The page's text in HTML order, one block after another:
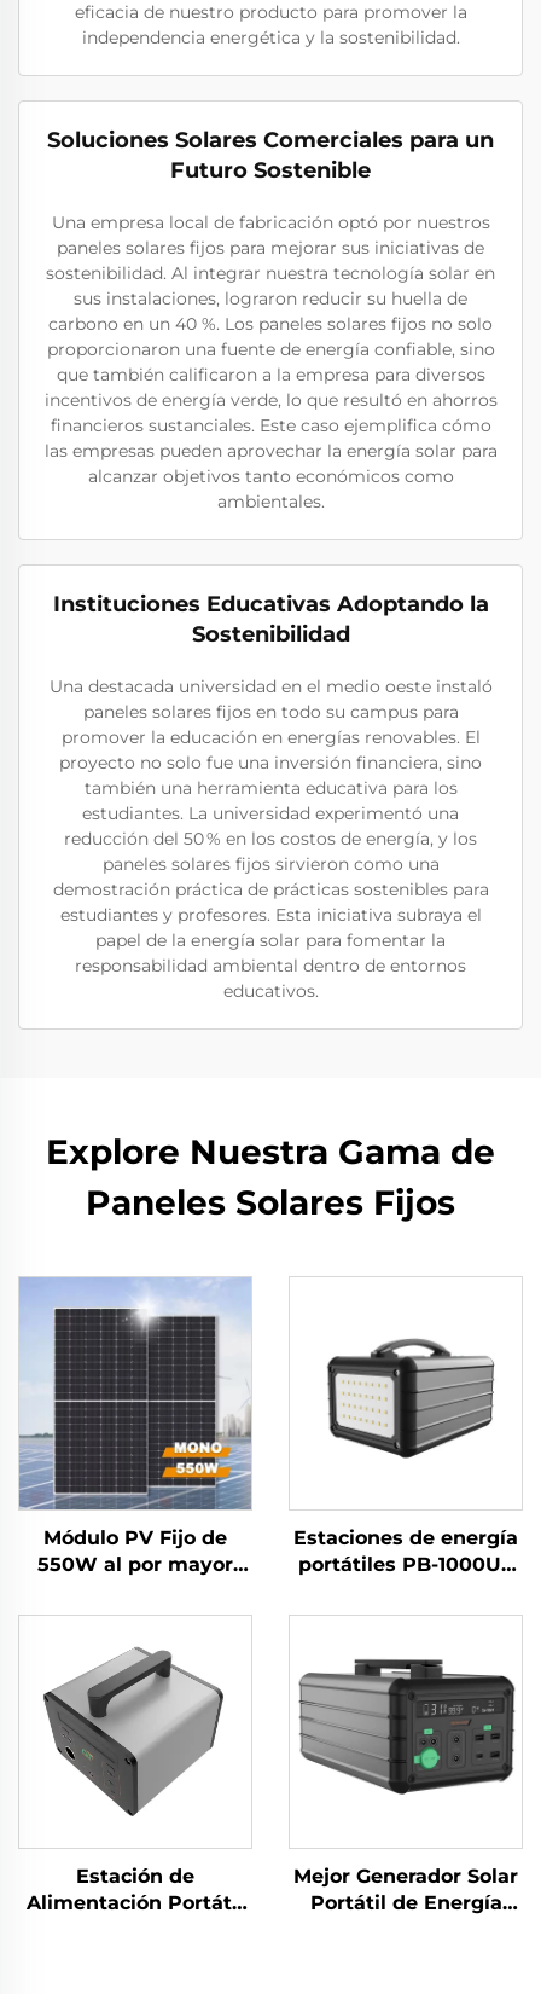
eficacia de nuestro producto para promover la
independencia energética y la sostenibilidad.
Soluciones Solares Comerciales para un
Futuro Sostenible
Una empresa local de fabricación optó por nuestros
paneles solares fijos para mejorar sus iniciativas de
sostenibilidad. Al integrar nuestra tecnología solar en
sus instalaciones, lograron reducir su huella de
carbono en un 40 %. Los paneles solares fijos no solo
proporcionaron una fuente de energía confiable, sino
que también calificaron a la empresa para diversos
incentivos de energía verde, lo que resultó en ahorros
financieros sustanciales. Este caso ejemplifica cómo
las empresas pueden aprovechar la energía solar para
alcanzar objetivos tanto económicos como
ambientales.
Instituciones Educativas Adoptando la
Sostenibilidad
Una destacada universidad en el medio oeste instaló
paneles solares fijos en todo su campus para
promover la educación en energías renovables. El
proyecto no solo fue una inversión financiera, sino
también una herramienta educativa para los
estudiantes. La universidad experimentó una
reducción del 50 % en los costos de energía, y los
paneles solares fijos sirvieron como una
demostración práctica de prácticas sostenibles para
estudiantes y profesores. Esta iniciativa subraya el
papel de la energía solar para fomentar la
responsabilidad ambiental dentro de entornos
educativos.
Explore Nuestra Gama de
Paneles Solares Fijos
Módulo PV Fijo de
550W al por mayor
Proyectos de Energía
Estaciones de energía
portátiles PB-1000US
gran capacidad 1000w
camping con panel
solar
Estación de
Alimentación Portátil
Mejor Generador Solar
Portátil de Energía